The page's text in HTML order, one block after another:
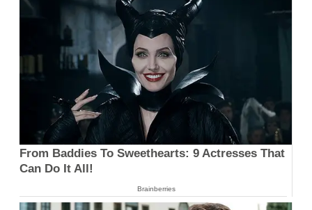
From Baddies To Sweethearts: 9 Actresses That
Can Do It All!
Brainberries